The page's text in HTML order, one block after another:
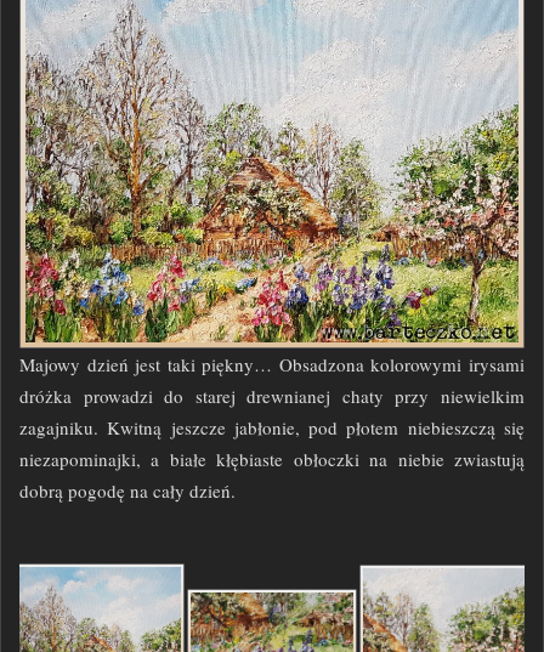
Majowy dzień jest taki piękny… Obsadzona kolorowymi irysami
dróżka prowadzi do starej drewnianej chaty przy niewielkim
zagajniku. Kwitną jeszcze jabłonie, pod płotem niebieszczą się
niezapominajki, a białe kłębiaste obłoczki na niebie zwiastują
dobrą pogodę na cały dzień.